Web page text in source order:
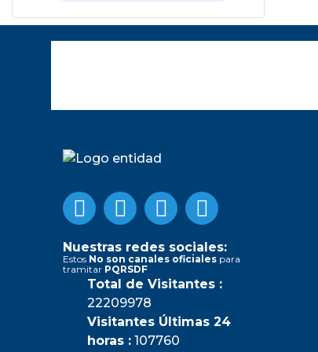
Nuestras redes sociales:
Estos No son canales oficiales para
tramitar PQRSDF
Total de Visitantes :
22209978
Visitantes Últimas 24
horas : 107760